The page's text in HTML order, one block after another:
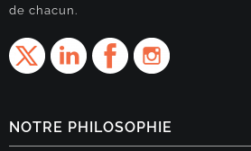
de chacun.
NOTRE PHILOSOPHIE